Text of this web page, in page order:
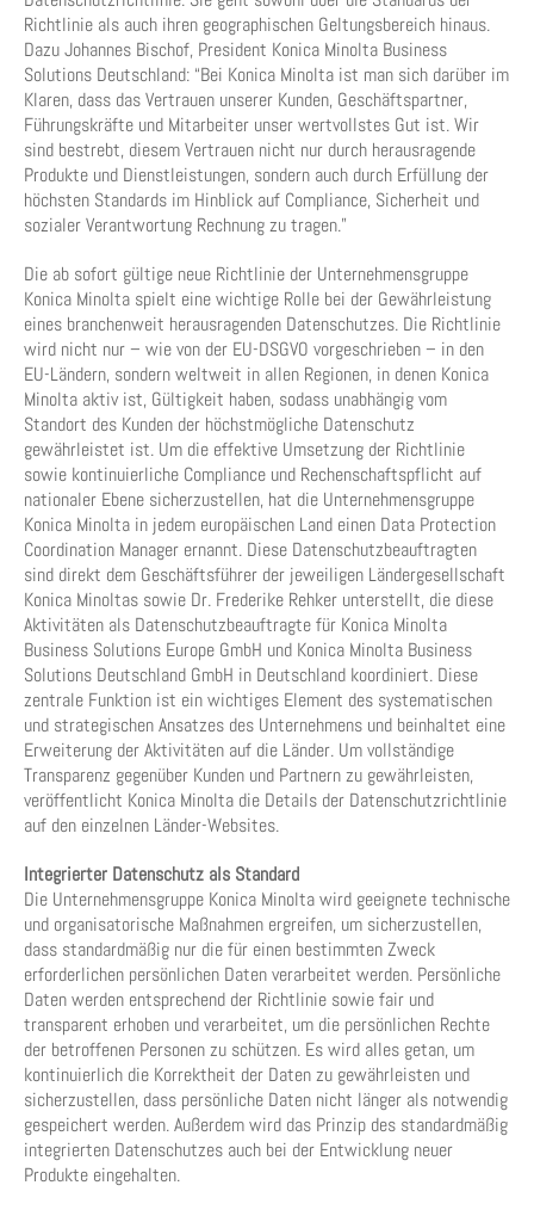
Richtlinie als auch ihren geographischen Geltungsbereich hinaus.
Dazu Johannes Bischof, President Konica Minolta Business
Solutions Deutschland: “Bei Konica Minolta ist man sich darüber im
Klaren, dass das Vertrauen unserer Kunden, Geschäftspartner,
Führungskräfte und Mitarbeiter unser wertvollstes Gut ist. Wir
sind bestrebt, diesem Vertrauen nicht nur durch herausragende
Produkte und Dienstleistungen, sondern auch durch Erfüllung der
höchsten Standards im Hinblick auf Compliance, Sicherheit und
sozialer Verantwortung Rechnung zu tragen.”
Die ab sofort gültige neue Richtlinie der Unternehmensgruppe
Konica Minolta spielt eine wichtige Rolle bei der Gewährleistung
eines branchenweit herausragenden Datenschutzes. Die Richtlinie
wird nicht nur – wie von der EU-DSGVO vorgeschrieben – in den
EU-Ländern, sondern weltweit in allen Regionen, in denen Konica
Minolta aktiv ist, Gültigkeit haben, sodass unabhängig vom
Standort des Kunden der höchstmögliche Datenschutz
gewährleistet ist. Um die effektive Umsetzung der Richtlinie
sowie kontinuierliche Compliance und Rechenschaftspflicht auf
nationaler Ebene sicherzustellen, hat die Unternehmensgruppe
Konica Minolta in jedem europäischen Land einen Data Protection
Coordination Manager ernannt. Diese Datenschutzbeauftragten
sind direkt dem Geschäftsführer der jeweiligen Ländergesellschaft
Konica Minoltas sowie Dr. Frederike Rehker unterstellt, die diese
Aktivitäten als Datenschutzbeauftragte für Konica Minolta
Business Solutions Europe GmbH und Konica Minolta Business
Solutions Deutschland GmbH in Deutschland koordiniert. Diese
zentrale Funktion ist ein wichtiges Element des systematischen
und strategischen Ansatzes des Unternehmens und beinhaltet eine
Erweiterung der Aktivitäten auf die Länder. Um vollständige
Transparenz gegenüber Kunden und Partnern zu gewährleisten,
veröffentlicht Konica Minolta die Details der Datenschutzrichtlinie
auf den einzelnen Länder-Websites.
Integrierter Datenschutz als Standard
Die Unternehmensgruppe Konica Minolta wird geeignete technische
und organisatorische Maßnahmen ergreifen, um sicherzustellen,
dass standardmäßig nur die für einen bestimmten Zweck
erforderlichen persönlichen Daten verarbeitet werden. Persönliche
Daten werden entsprechend der Richtlinie sowie fair und
transparent erhoben und verarbeitet, um die persönlichen Rechte
der betroffenen Personen zu schützen. Es wird alles getan, um
kontinuierlich die Korrektheit der Daten zu gewährleisten und
sicherzustellen, dass persönliche Daten nicht länger als notwendig
gespeichert werden. Außerdem wird das Prinzip des standardmäßig
integrierten Datenschutzes auch bei der Entwicklung neuer
Produkte eingehalten.